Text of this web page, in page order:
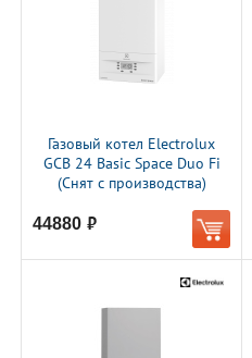
Газовый котел Electrolux
GCB 24 Basic Space Duo Fi
(Снят с производства)
44880 руб.